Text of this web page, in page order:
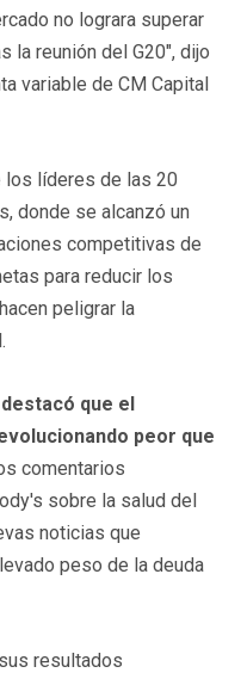
no lograra superar
la reunión del G20", dijo
variable de CM Capital
los líderes de las 20
donde se alcanzó un
competitivas de
para reducir los
peligrar la
que el
peor que
comentarios
sobre la salud del
noticias que
peso de la deuda
resultados